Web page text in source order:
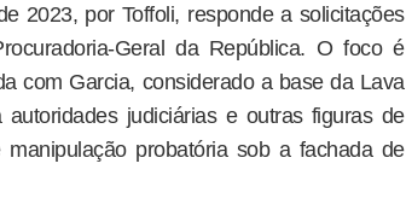
2023, por Toffoli, responde a solicitações
Geral da República. O foco é
com Garcia, considerado a base da Lava
judiciárias e outras figuras de
probatória sob a fachada de